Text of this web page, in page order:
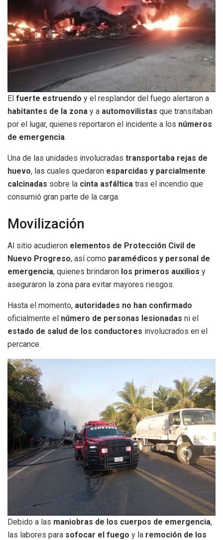
El fuerte estruendo y el resplandor del fuego alertaron a
habitantes de la zona y a automovilistas que transitaban
por el lugar, quienes reportaron el incidente a los números
de emergencia.
Una de las unidades involucradas transportaba rejas de
huevo, las cuales quedaron esparcidas y parcialmente
calcinadas sobre la cinta asfáltica tras el incendio que
consumió gran parte de la carga.
Movilización
Al sitio acudieron elementos de Protección Civil de
Nuevo Progreso, así como paramédicos y personal de
emergencia, quienes brindaron los primeros auxilios y
aseguraron la zona para evitar mayores riesgos.
Hasta el momento, autoridades no han confirmado
oficialmente el número de personas lesionadas ni el
estado de salud de los conductores involucrados en el
percance.
Debido a las maniobras de los cuerpos de emergencia,
las labores para sofocar el fuego y la remoción de los